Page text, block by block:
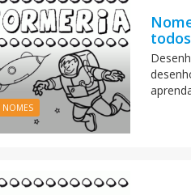
NOMES